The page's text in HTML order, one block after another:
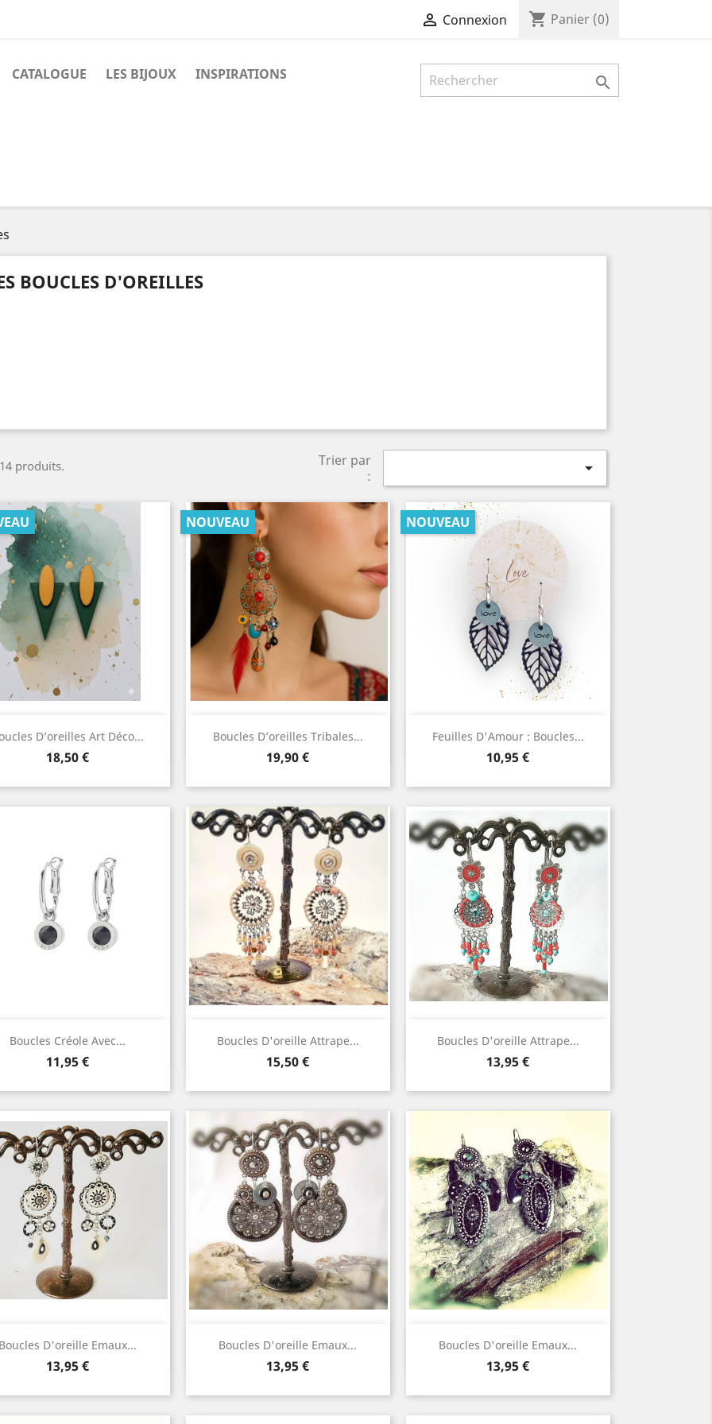
 Connexion shopping_cart Panier (0)
CATALOGUE LES BIJOUX INSPIRATIONS 
BOUCLES D'OREILLES
produits.
Trier par
:

D’oreilles Art Déco...
Prix
18,50 €
 Aperçu rapide Boucles D’oreilles Tribales...
Prix
19,90 €
NOUVEAU
Aperçu rapide Feuilles D'Amour : Boucles...
Prix
10,95 €
NOUVEAU
 Aperçu rapide
Boucles Créole Avec...
Prix
11,95 €
Aperçu rapide Boucles D'oreille Attrape...
Prix
15,50 €
Aperçu rapide Boucles D'oreille Attrape...
Prix
13,95 €
Aperçu rapide
D'oreille Emaux...
Prix
13,95 €
Aperçu rapide Boucles D'oreille Emaux...
Prix
13,95 €
Aperçu rapide Boucles D'oreille Emaux...
Prix
13,95 €
Aperçu rapide